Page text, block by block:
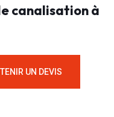
canalisation à
UN DEVIS